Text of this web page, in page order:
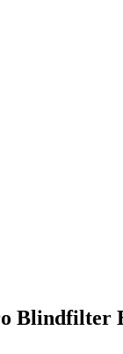
Blindfilter